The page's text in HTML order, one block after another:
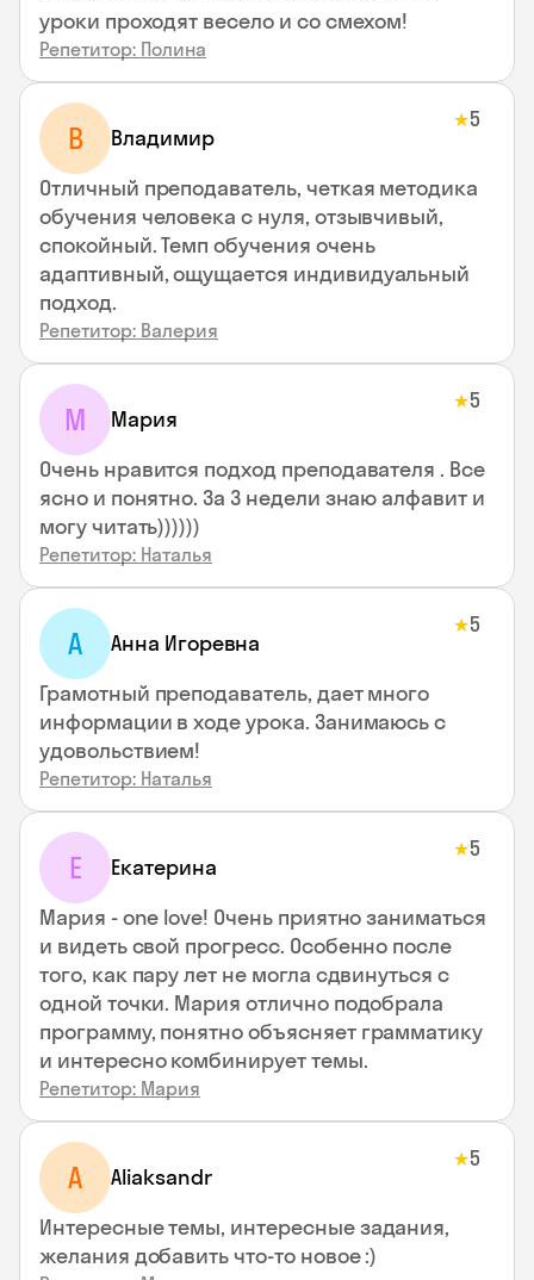
уроки проходят весело и со смехом!
Репетитор: Полина
В Владимир
★5
Отличный преподаватель, четкая методика
обучения человека с нуля, отзывчивый,
спокойный. Темп обучения очень
адаптивный, ощущается индивидуальный
подход.
Репетитор: Валерия
М Мария
★5
Очень нравится подход преподавателя . Все
ясно и понятно. За 3 недели знаю алфавит и
могу читать))))))
Репетитор: Наталья
А Анна Игоревна
★5
Грамотный преподаватель, дает много
информации в ходе урока. Занимаюсь с
удовольствием!
Репетитор: Наталья
Е Екатерина
★5
Мария - one love! Очень приятно заниматься
и видеть свой прогресс. Особенно после
того, как пару лет не могла сдвинуться с
одной точки. Мария отлично подобрала
программу, понятно объясняет грамматику
и интересно комбинирует темы.
Репетитор: Мария
A Aliaksandr
★5
Интересные темы, интересные задания,
желания добавить что-то новое :)